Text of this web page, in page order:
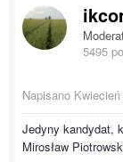
5495
Napisano
Jedyny kandydat,
Mirosław